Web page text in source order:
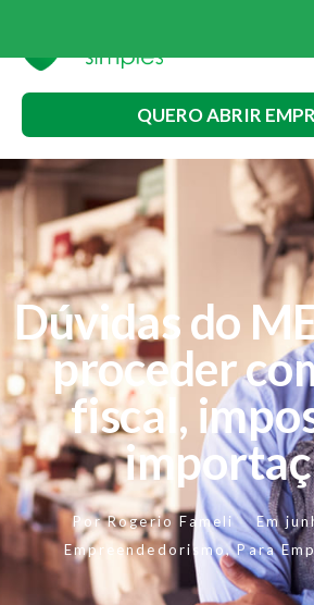
QUERO ABRIR
Dúvidas do
proceder
fiscal,
PorRogerio Fameli Em
Empreendedorismo,Para